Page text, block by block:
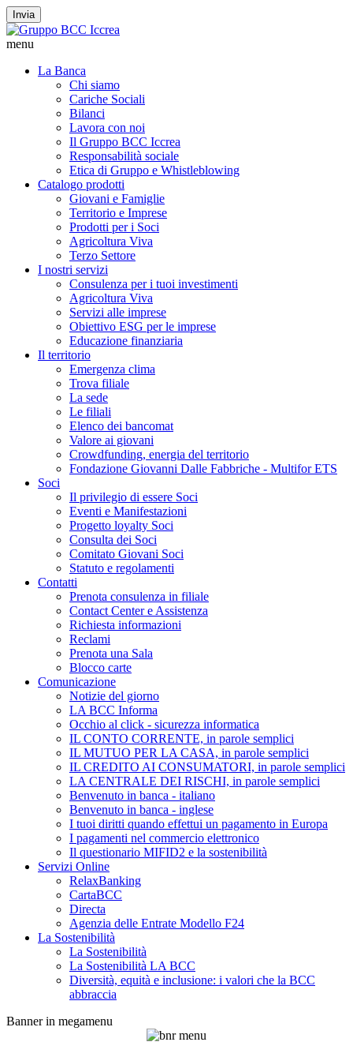
Invia
menu
La Banca
Chi siamo
Cariche Sociali
Bilanci
Lavora con noi
Il Gruppo BCC Iccrea
Responsabilità sociale
Etica di Gruppo e Whistleblowing
Catalogo prodotti
Giovani e Famiglie
Territorio e Imprese
Prodotti per i Soci
Agricoltura Viva
Terzo Settore
I nostri servizi
Consulenza per i tuoi investimenti
Agricoltura Viva
Servizi alle imprese
Obiettivo ESG per le imprese
Educazione finanziaria
Il territorio
Emergenza clima
Trova filiale
La sede
Le filiali
Elenco dei bancomat
Valore ai giovani
Crowdfunding, energia del territorio
Fondazione Giovanni Dalle Fabbriche - Multifor ETS
Soci
Il privilegio di essere Soci
Eventi e Manifestazioni
Progetto loyalty Soci
Consulta dei Soci
Comitato Giovani Soci
Statuto e regolamenti
Contatti
Prenota consulenza in filiale
Contact Center e Assistenza
Richiesta informazioni
Reclami
Prenota una Sala
Blocco carte
Comunicazione
Notizie del giorno
LA BCC Informa
Occhio al click - sicurezza informatica
IL CONTO CORRENTE, in parole semplici
IL MUTUO PER LA CASA, in parole semplici
IL CREDITO AI CONSUMATORI, in parole semplici
LA CENTRALE DEI RISCHI, in parole semplici
Benvenuto in banca - italiano
Benvenuto in banca - inglese
I tuoi diritti quando effettui un pagamento in Europa
I pagamenti nel commercio elettronico
Il questionario MIFID2 e la sostenibilità
Servizi Online
RelaxBanking
CartaBCC
Directa
Agenzia delle Entrate Modello F24
La Sostenibilità
La Sostenibilità
La Sostenibilità LA BCC
Diversità, equità e inclusione: i valori che la BCC
abbraccia
Banner in megamenu